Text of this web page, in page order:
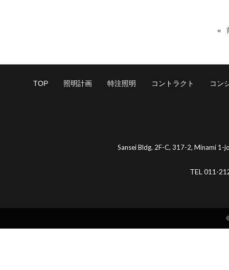
TOP 照明計画 特注照明 コントラクト コン
Sansei Bldg. 2F-C, 317-2, Minami
TEL 011-